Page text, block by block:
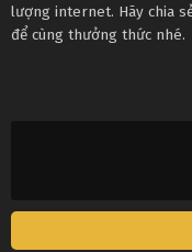
lượng internet. Hãy chia
để cùng thưởng thức nhé.